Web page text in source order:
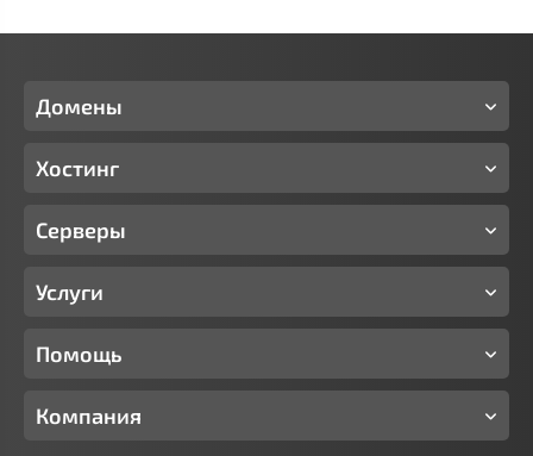
Домены
Хостинг
Серверы
Услуги
Помощь
Компания